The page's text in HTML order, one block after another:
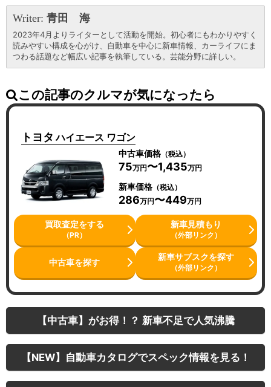
Writer: 青田 海
2023年4月よりライターとして活動を開始。初心者にもわかりやすく
読みやすい構成を心がけ、自動車を中心に新車情報、カーライフにま
つわる話題など幅広い記事を執筆している。芸能分野に詳しい。
この記事のクルマが気になったら
トヨタ ハイエース ワゴン
中古車価格（税込）
75万円〜1,435万円
新車価格（税込）
286万円〜449万円
買取査定をする
（PR）
新車見積もり
（外部リンク）
中古車を探す 新車サブスクを探す
（外部リンク）
【中古車】がお得！？ 新車不足で人気沸騰
【NEW】自動車カタログでスペック情報を見る！